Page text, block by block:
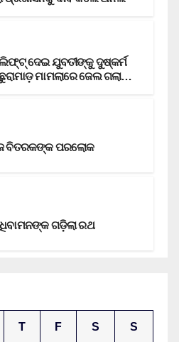
ଦେଇ ଯୁବତୀଙ୍କୁ ଦୁଷ୍କର୍ମ
ମାମଲାରେ ଜେଲ ଗଲା
ବିତରକଙ୍କ ପରଲୋକ
ଗଡ଼ିଲା ରଥ
T F S S